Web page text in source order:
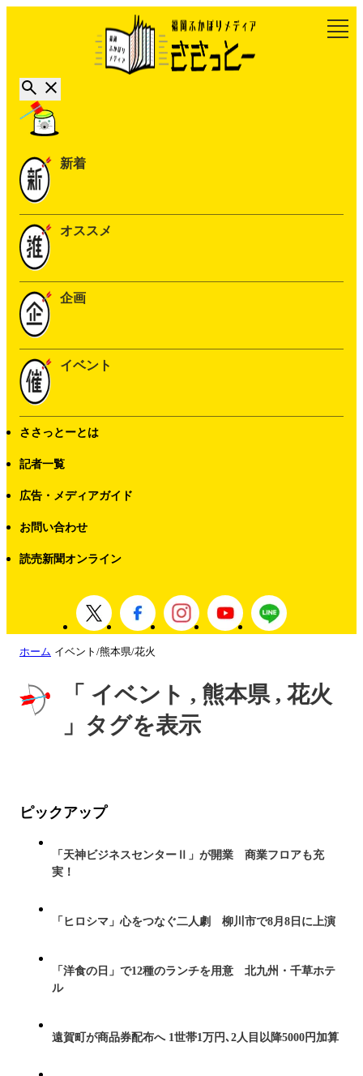
新着
オススメ
企画
イベント
ささっとーとは
記者一覧
広告・メディアガイド
お問い合わせ
読売新聞オンライン
ホーム イベント/熊本県/花火
「 イベント , 熊本県 , 花火
」タグを表示
ピックアップ
「天神ビジネスセンターⅡ」が開業 商業フロアも充
実！
「ヒロシマ」心をつなぐ二人劇 柳川市で8月8日に上演
「洋食の日」で12種のランチを用意 北九州・千草ホテ
ル
遠賀町が商品券配布へ 1世帯1万円､2人目以降5000円加算